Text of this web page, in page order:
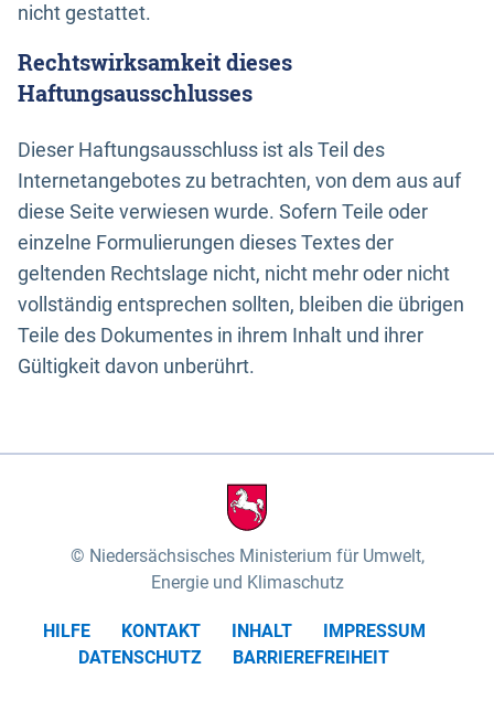
nicht gestattet.
Rechtswirksamkeit dieses
Haftungsausschlusses
Dieser Haftungsausschluss ist als Teil des
Internetangebotes zu betrachten, von dem aus auf
diese Seite verwiesen wurde. Sofern Teile oder
einzelne Formulierungen dieses Textes der
geltenden Rechtslage nicht, nicht mehr oder nicht
vollständig entsprechen sollten, bleiben die übrigen
Teile des Dokumentes in ihrem Inhalt und ihrer
Gültigkeit davon unberührt.
Niedersächsisches Ministerium für Umwelt,
Energie und Klimaschutz
HILFE KONTAKT INHALT
IMPRESSUM
DATENSCHUTZ
BARRIEREFREIHEIT